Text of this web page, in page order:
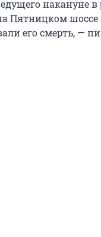
накануне
Пятницком
его смерть, —